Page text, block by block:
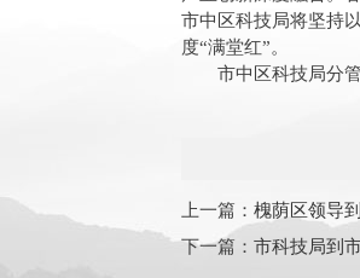
市中区科技局将坚持
度“满堂红”。
市中区科技局分
上一篇： 槐荫区领导
下一篇： 市科技局到